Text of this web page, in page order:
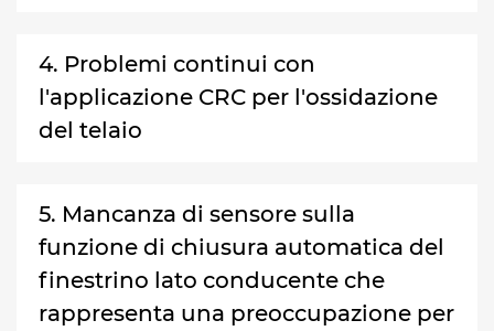
4. Problemi continui con
l'applicazione CRC per l'ossidazione
del telaio
5. Mancanza di sensore sulla
funzione di chiusura automatica del
finestrino lato conducente che
rappresenta una preoccupazione per